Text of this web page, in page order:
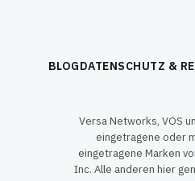
BLOGDATENSCHUTZ &
Versa Networks, VOS
eingetragene oder
eingetragene Marken
Inc. Alle anderen hier